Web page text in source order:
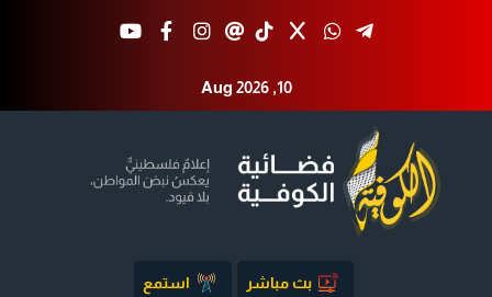
Aug 2026 ,10
بث مباشر استمع